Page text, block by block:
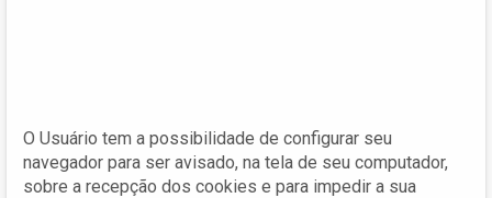
O Usuário tem a possibilidade de configurar seu
navegador para ser avisado, na tela de seu computador,
sobre a recepção dos cookies e para impedir a sua